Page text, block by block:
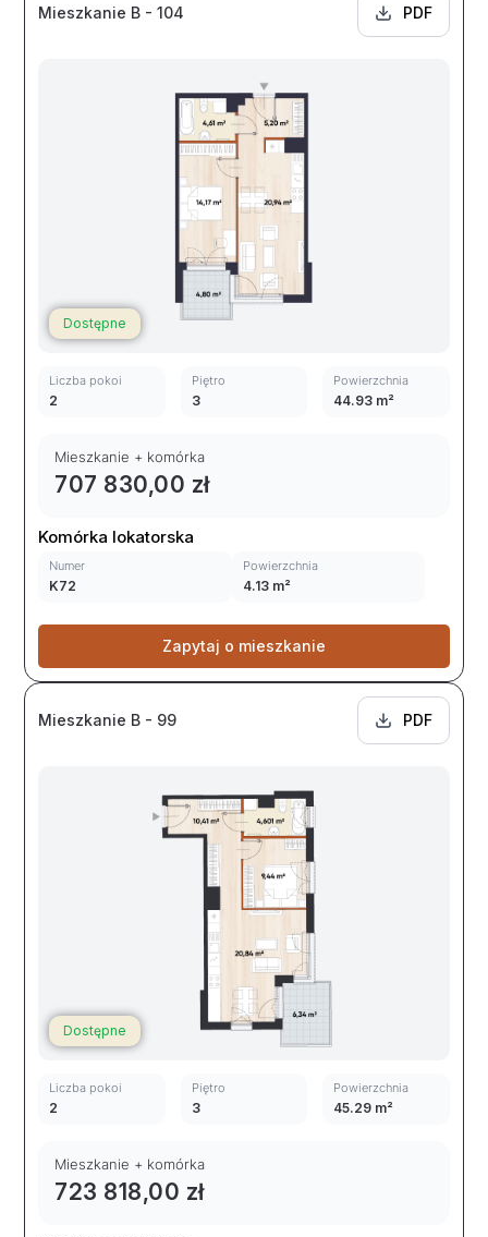
Mieszkanie B - 104 PDF
Dostępne
Liczba pokoi
2
Piętro
3
Powierzchnia
44.93 m²
Mieszkanie + komórka
707 830,00 zł
Komórka lokatorska
Numer
K72
Powierzchnia
4.13 m²
Zapytaj o mieszkanie
Mieszkanie B - 99 PDF
Dostępne
Liczba pokoi
2
Piętro
3
Powierzchnia
45.29 m²
Mieszkanie + komórka
723 818,00 zł